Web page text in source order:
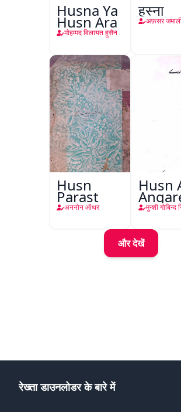
Husna Ya
Husn Ara
मोहम्मद विलायत हुसैन
हुस्ना
अफ़सर
Husn
Parast
अननोन ऑथर
Husn
मुन्शी गोबिन्द
और देखें
रेख्ता डाउनलोडर के बारे में